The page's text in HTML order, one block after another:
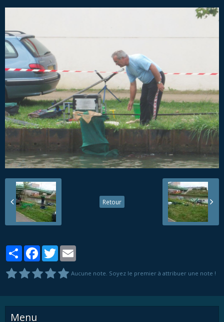
Retour
PartagerFacebook
Twitter
Aucune note. Soyez le premier à attribuer une note !
Menu